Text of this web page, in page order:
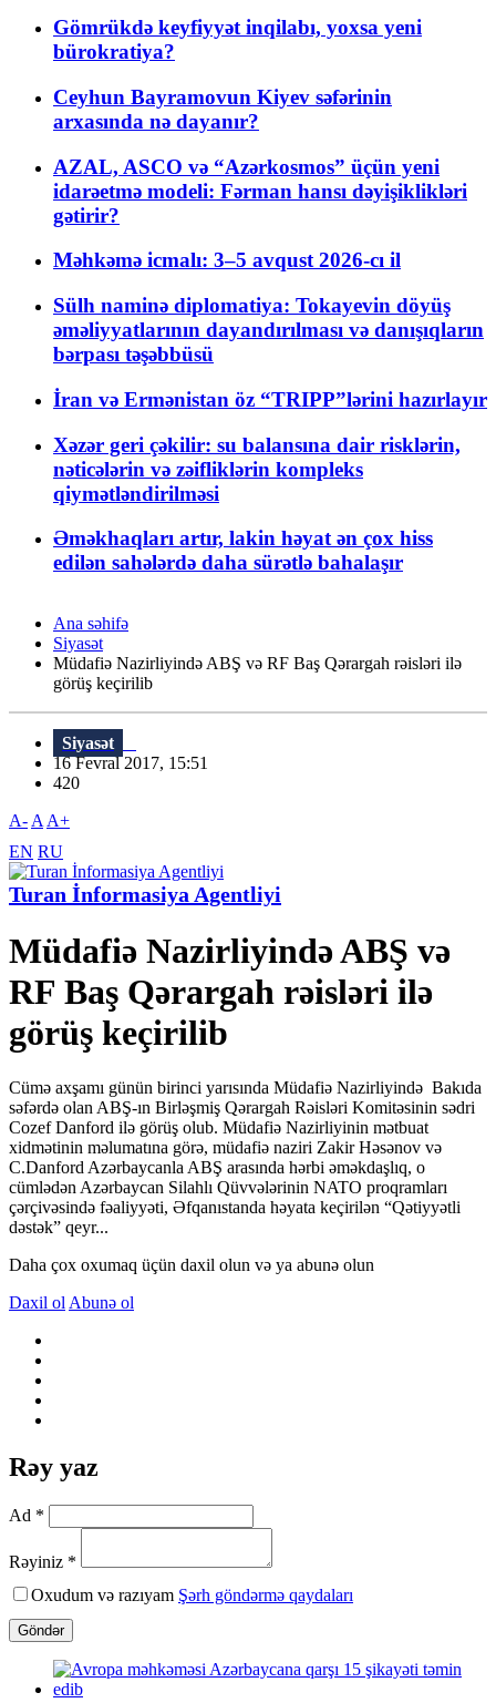
Gömrükdə keyfiyyət inqilabı, yoxsa yeni
bürokratiya?
Ceyhun Bayramovun Kiyev səfərinin
arxasında nə dayanır?
AZAL, ASCO və “Azərkosmos” üçün yeni
idarəetmə modeli: Fərman hansı dəyişiklikləri
gətirir?
Məhkəmə icmalı: 3–5 avqust 2026-cı il
Sülh naminə diplomatiya: Tokayevin döyüş
əməliyyatlarının dayandırılması və danışıqların
bərpası təşəbbüsü
İran və Ermənistan öz “TRIPP”lərini hazırlayır
Xəzər geri çəkilir: su balansına dair risklərin,
nəticələrin və zəifliklərin kompleks
qiymətləndirilməsi
Əməkhaqları artır, lakin həyat ən çox hiss
edilən sahələrdə daha sürətlə bahalaşır
Ana səhifə
Siyasət
Müdafiə Nazirliyində ABŞ və RF Baş Qərargah rəisləri ilə
görüş keçirilib
Siyasət
16 Fevral 2017, 15:51
420
A- A A+
EN RU
Turan İnformasiya Agentliyi
Müdafiə Nazirliyində ABŞ və
RF Baş Qərargah rəisləri ilə
görüş keçirilib
Cümə axşamı günün birinci yarısında Müdafiə Nazirliyində Bakıda
səfərdə olan ABŞ-ın Birləşmiş Qərargah Rəisləri Komitəsinin sədri
Cozef Danford ilə görüş olub. Müdafiə Nazirliyinin mətbuat
xidmətinin məlumatına görə, müdafiə naziri Zakir Həsənov və
C.Danford Azərbaycanla ABŞ arasında hərbi əməkdaşlıq, o
cümlədən Azərbaycan Silahlı Qüvvələrinin NATO proqramları
çərçivəsində fəaliyyəti, Əfqanıstanda həyata keçirilən “Qətiyyətli
dəstək” qeyr...
Daha çox oxumaq üçün daxil olun və ya abunə olun
Daxil ol Abunə ol
Rəy yaz
Ad *
Rəyiniz *
Oxudum və razıyam Şərh göndərmə qaydaları
Göndər